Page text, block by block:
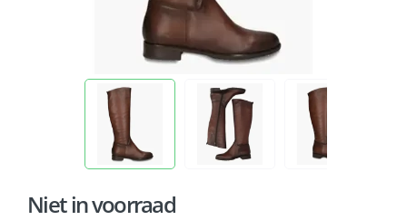
Niet in voorraad